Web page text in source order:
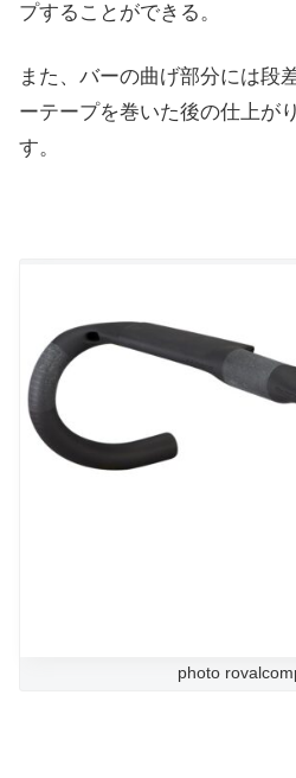
プすることができる。
また、バーの曲げ部分には段
ーテープを巻いた後の仕上が
す。
photo